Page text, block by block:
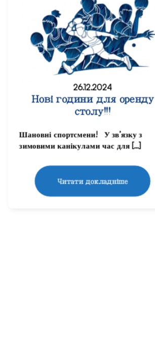
26.12.2024
Нові години для оренду
столу!!!
Шановні спортсмени! У зв’язку з
зимовими канікулами час для […]
Читати докладніше